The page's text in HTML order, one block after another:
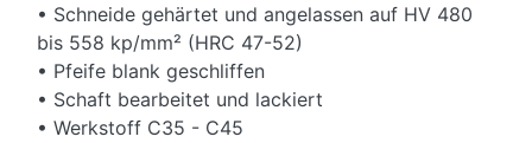
• Schneide gehärtet und angelassen auf HV 480
bis 558 kp/mm² (HRC 47-52)
• Pfeife blank geschliffen
• Schaft bearbeitet und lackiert
• Werkstoff C35 - C45